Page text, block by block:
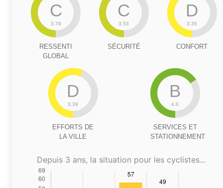
C
3.79
RESSENTI
GLOBAL
C
3.53
SÉCURITÉ
D
3.35
CONFORT
D
3.39
EFFORTS DE
LA VILLE
B
4.0
SERVICES ET
STATIONNEMENT
Depuis 3 ans, la situation pour les cyclistes...